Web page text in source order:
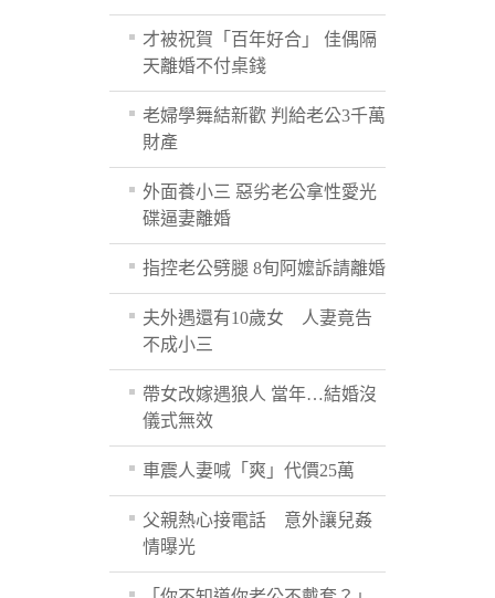
才被祝賀「百年好合」 佳偶隔
天離婚不付桌錢
老婦學舞結新歡 判給老公3千萬
財產
外面養小三 惡劣老公拿性愛光
碟逼妻離婚
指控老公劈腿 8旬阿嬤訴請離婚
夫外遇還有10歲女 人妻竟告
不成小三
帶女改嫁遇狼人 當年…結婚沒
儀式無效
車震人妻喊「爽」代價25萬
父親熱心接電話 意外讓兒姦
情曝光